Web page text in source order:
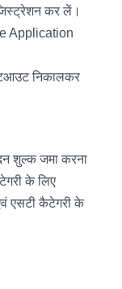
कर लें।
Application
निकालकर
शुल्क जमा करना
के लिए
एसटी कैटेगरी के